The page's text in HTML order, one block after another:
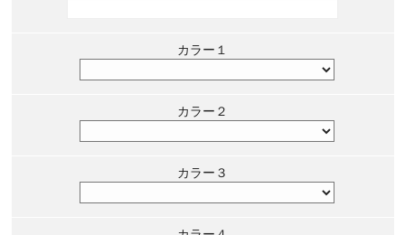
カラー１
カラー２
カラー３